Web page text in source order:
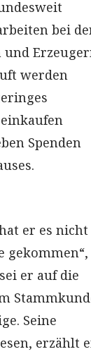
bei
und
werden
Spenden
er es nicht
gekommen“,
er auf die
Seine
erzählt